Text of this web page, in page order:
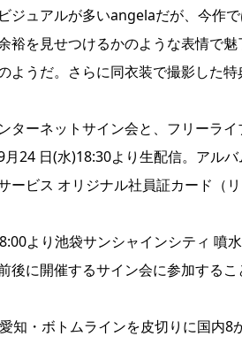
ジュアルが多いangelaだが、今作
裕を見せつけるかのような表情で
ようだ。さらに同衣装で撮影した特
ターネットサイン会と、フリーライ
24 日(水)18:30より生配信。アル
ービス オリジナル社員証カード
より池袋サンシャインシティ 噴
後に開催するサイン会に参加するこ
知・ボトムラインを皮切りに国内